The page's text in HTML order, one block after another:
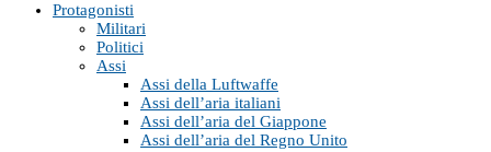
Protagonisti
Militari
Politici
Assi
Assi della Luftwaffe
Assi dell’aria italiani
Assi dell’aria del Giappone
Assi dell’aria del Regno Unito